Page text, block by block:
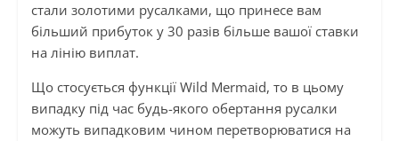
стали золотими русалками, що принесе вам
більший прибуток у 30 разів більше вашої ставки
на лінію виплат.
Що стосується функції Wild Mermaid, то в цьому
випадку під час будь-якого обертання русалки
можуть випадковим чином перетворюватися на